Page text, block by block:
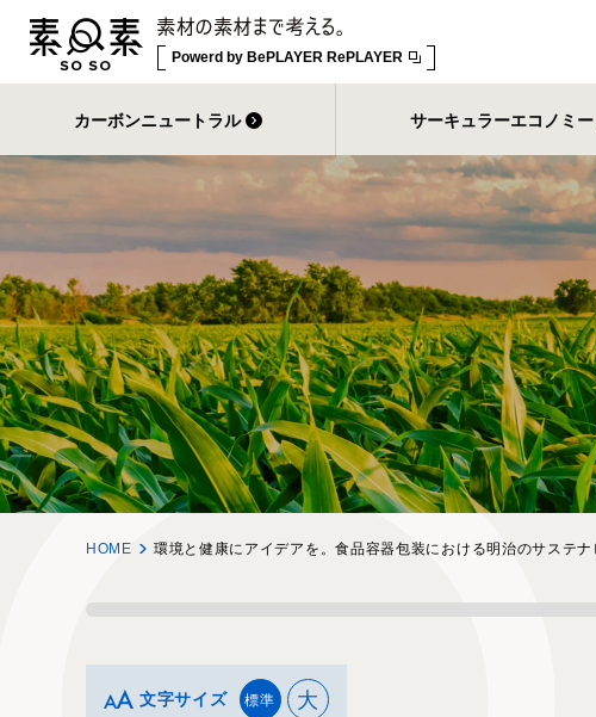
Powerd by BePLAYER RePLAYER
カーボンニュートラル サーキュラーエコノミー
HOME 環境と健康にアイデアを。食品容器包装における明治のサステ
文字サイズ 標準 大